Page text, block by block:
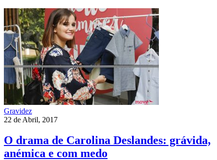
Gravidez
22 de Abril, 2017
O drama de Carolina Deslandes: grávida,
anémica e com medo